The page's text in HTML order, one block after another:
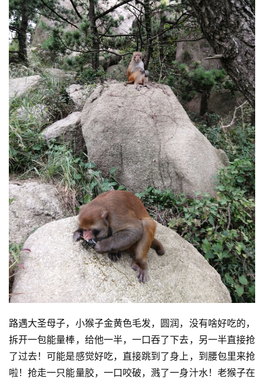
路遇大圣母子，小猴子金黄色毛发，圆润，没有啥好吃的，
拆开一包能量棒，给他一半，一口吞了下去，另一半直接抢
了过去！可能是感觉好吃，直接跳到了身上，到腰包里来抢
啦！抢走一只能量胶，一口咬破，溅了一身汁水！老猴子在